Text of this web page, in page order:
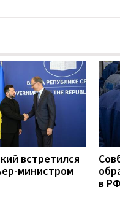
встретился
министром
в РФ